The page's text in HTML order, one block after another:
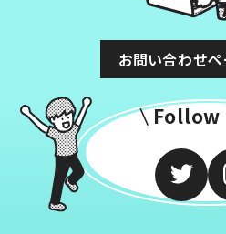
お問い合わせ
Follow